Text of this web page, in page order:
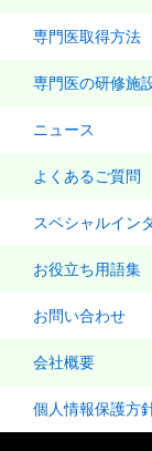
専門医取得方法
専門医の研修施
ニュース
よくあるご質問
スペシャルイン
お役立ち用語集
お問い合わせ
会社概要
個人情報保護方